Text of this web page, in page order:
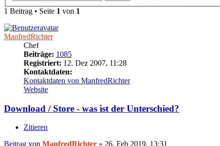
1 Beitrag • Seite 1 von 1
ManfredRichter
Chef
Beiträge: 1085
Registriert: 12. Dez 2007, 11:28
Kontaktdaten:
Kontaktdaten von ManfredRichter
Website
Download / Store - was ist der Unterschied?
Zitieren
Beitrag von ManfredRichter » 26. Feb 2019, 13:31